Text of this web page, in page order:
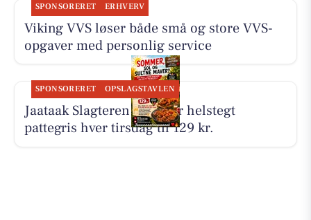
SPONSORERET ERHVERV
Viking VVS løser både små og store VVS-
opgaver med personlig service
SPONSORERET OPSLAGSTAVLEN
Jaataak Slagteren serverer helstegt
pattegris hver tirsdag til 129 kr.